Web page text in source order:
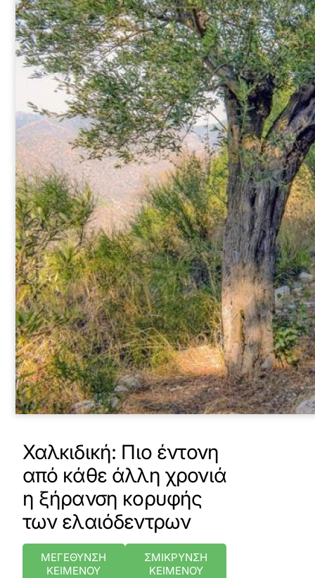
Χαλκιδική: Πιο έντονη
από κάθε άλλη χρονιά
η ξήρανση κορυφής
των ελαιόδεντρων
ΜΕΓΕΘΥΝΣΗ
ΚΕΙΜΕΝΟΥ
ΣΜΙΚΡΥΝΣΗ
ΚΕΙΜΕΝΟΥ